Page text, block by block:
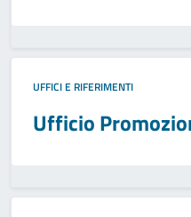
UFFICI E RIFERIMENTI
Ufficio